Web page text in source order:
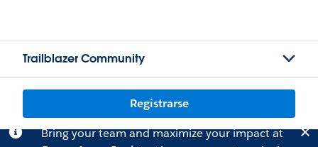
Trailblazer Community
Registrarse
Bring your team and maximize your impact at